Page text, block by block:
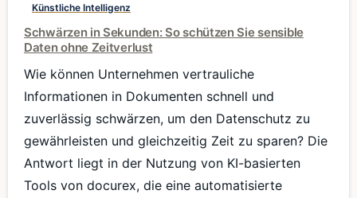
Künstliche Intelligenz
Schwärzen in Sekunden: So schützen Sie sensible
Daten ohne Zeitverlust
Wie können Unternehmen vertrauliche
Informationen in Dokumenten schnell und
zuverlässig schwärzen, um den Datenschutz zu
gewährleisten und gleichzeitig Zeit zu sparen? Die
Antwort liegt in der Nutzung von KI-basierten
Tools von docurex, die eine automatisierte